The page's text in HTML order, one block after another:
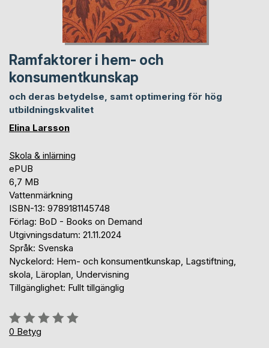
Ramfaktorer i hem- och
konsumentkunskap
och deras betydelse, samt optimering för hög
utbildningskvalitet
Elina Larsson
Skola & inlärning
ePUB
6,7 MB
Vattenmärkning
ISBN-13: 9789181145748
Förlag: BoD - Books on Demand
Utgivningsdatum: 21.11.2024
Språk: Svenska
Nyckelord: Hem- och konsumentkunskap, Lagstiftning,
skola, Läroplan, Undervisning
Tillgänglighet: Fullt tillgänglig
Betyg::
0%
0 Betyg